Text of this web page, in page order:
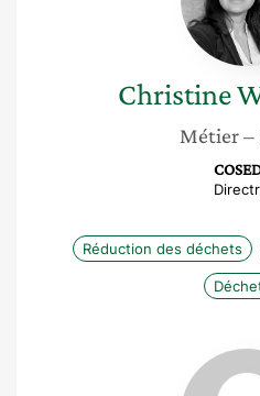
Christine
Métier–
Réduction des déchets